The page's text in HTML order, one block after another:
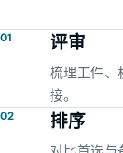
01 评审
梳理工件、
接。
02 排序